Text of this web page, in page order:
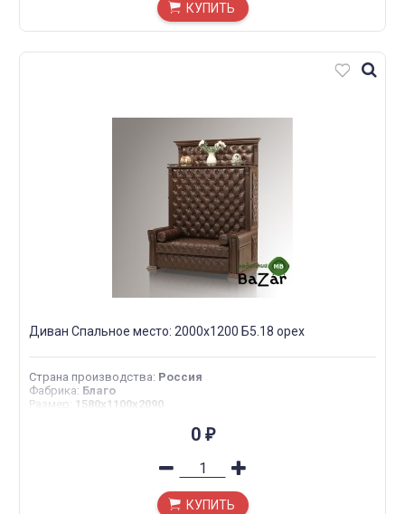
КУПИТЬ
Диван Спальное место: 2000х1200 Б5.18 орех
Страна производства: Россия
Фабрика: Благо
Размер : 1580х1100х2090
0 ₽
КУПИТЬ